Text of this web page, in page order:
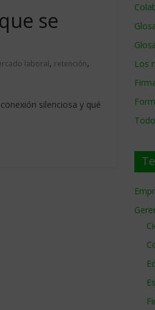
se
laboral, retención,
silenciosa y qué
Los